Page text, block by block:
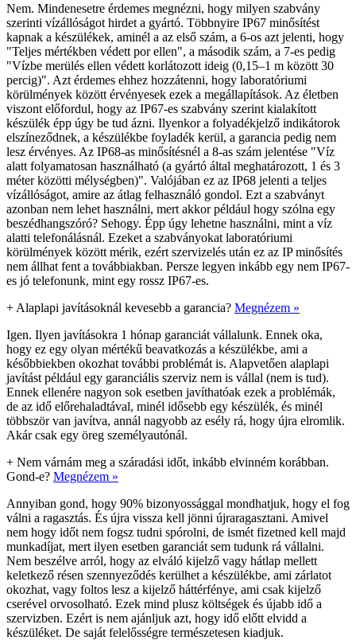
Nem. Mindenesetre érdemes megnézni, hogy milyen szabvány
szerinti vízállóságot hirdet a gyártó. Többnyire IP67 minősítést
kapnak a készülékek, aminél a az első szám, a 6-os azt jelenti, hogy
"Teljes mértékben védett por ellen", a második szám, a 7-es pedig
"Vízbe merülés ellen védett korlátozott ideig (0,15–1 m között 30
percig)". Azt érdemes ehhez hozzátenni, hogy laboratóriumi
körülmények között érvényesek ezek a megállapítások. Az életben
viszont előfordul, hogy az IP67-es szabvány szerint kialakított
készülék épp úgy be tud ázni. Ilyenkor a folyadékjelző indikátorok
elszíneződnek, a készülékbe foyladék kerül, a garancia pedig nem
lesz érvényes. Az IP68-as minősítésnél a 8-as szám jelentése "Víz
alatt folyamatosan használható (a gyártó által meghatározott, 1 és 3
méter közötti mélységben)". Valójában ez az IP68 jelenti a teljes
vízállóságot, amire az átlag felhasználó gondol. Ezt a szabványt
azonban nem lehet használni, mert akkor például hogy szólna egy
beszédhangszóró? Sehogy. Épp úgy lehetne használni, mint a víz
alatti telefonálásnál. Ezeket a szabványokat laboratóriumi
körülmények között mérik, ezért szervizelés után ez az IP minősítés
nem állhat fent a továbbiakban. Persze legyen inkább egy nem IP67-
es jó telefonunk, mint egy rossz IP67-es.
+ Alaplapi javításoknál kevesebb a garancia? Megnézem »
Igen. Ilyen javításokra 1 hónap garanciát vállalunk. Ennek oka,
hogy ez egy olyan mértékű beavatkozás a készülékbe, ami a
későbbiekben okozhat további problémát is. Alapvetően alaplapi
javítást például egy garanciális szerviz nem is vállal (nem is tud).
Ennek ellenére nagyon sok esetben javíthatóak ezek a problémák,
de az idő előrehaladtával, minél idősebb egy készülék, és minél
többször van javítva, annál nagyobb az esély rá, hogy újra elromlik.
Akár csak egy öreg személyautónál.
+ Nem várnám meg a száradási időt, inkább elvinném korábban.
Gond-e? Megnézem »
Annyiban gond, hogy 90% bizonyossággal mondhatjuk, hogy el fog
válni a ragasztás. És újra vissza kell jönni újraragasztani. Amivel
nem hogy időt nem fogsz tudni spórolni, de ismét fizetned kell majd
munkadíjat, mert ilyen esetben garanciát sem tudunk rá vállalni.
Nem beszélve arról, hogy az elváló kijelző vagy hátlap mellett
keletkező résen szennyeződés kerülhet a készülékbe, ami zárlatot
okozhat, vagy foltos lesz a kijelző háttérfénye, ami csak kijelző
cserével orvosolható. Ezek mind plusz költségek és újabb idő a
szervizben. Ezért is nem ajánljuk azt, hogy idő előtt elvidd a
készüléket. De saját felelősségre természetesen kiadjuk.